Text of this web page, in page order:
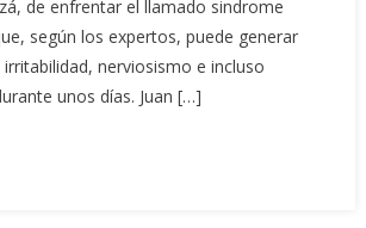
de enfrentar el llamado sindrome
según los expertos, puede generar
nerviosismo e incluso
unos días. Juan […]